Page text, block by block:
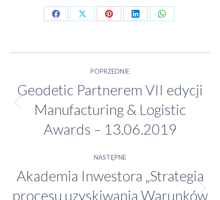
Share
Share
Share
Share
Share
Nawigacja
wpisów
POPRZEDNIE
Poprzedni
wpis:
Geodetic Partnerem VII edycji
Manufacturing & Logistic
Awards – 13.06.2019
NASTĘPNE
Następny
Akademia Inwestora „Strategia
procesu uzyskiwania Warunków